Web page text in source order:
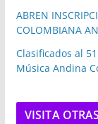
ABREN
COLOMBIANA
Clasificados al
Música Andina
VISITA